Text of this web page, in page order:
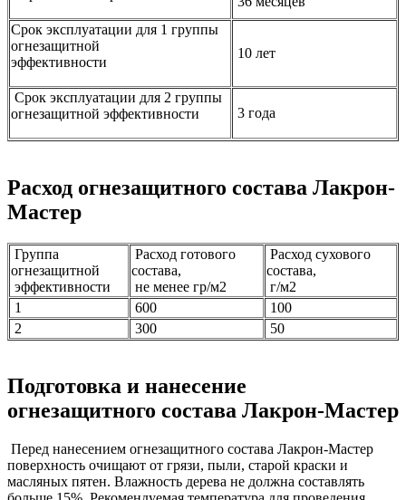
Срок эксплуатации для 1 группы
огнезащитной
эффективности
10 лет
Срок эксплуатации для 2 группы
огнезащитной эффективности
3 года
Расход огнезащитного состава Лакрон-
Мастер
Группа
огнезащитной
эффективности
Расход готового
состава,
не менее гр/м2
Расход сухового
состава,
г/м2
1
600
100
2
300 50
Подготовка и нанесение
огнезащитного состава Лакрон-Мастер
Перед нанесением огнезащитного состава Лакрон-Мастер
поверхность очищают от грязи, пыли, старой краски и
масляных пятен. Влажность дерева не должна составлять